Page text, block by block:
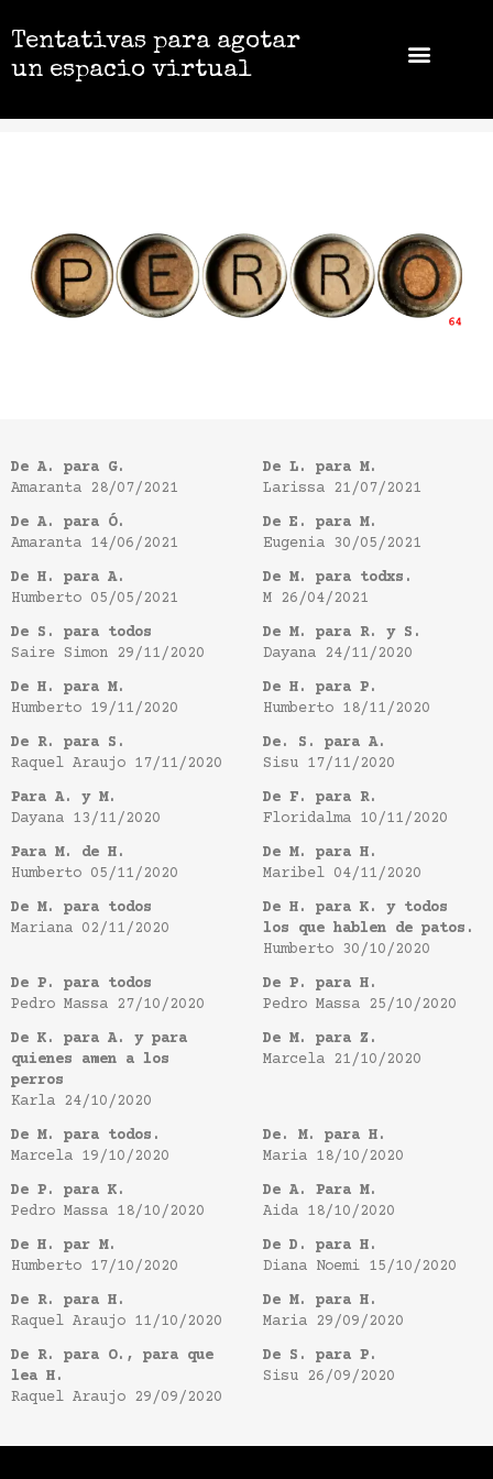
Tentativas para agotar
un espacio virtual
De A. para G.
Amaranta 28/07/2021
De L. para M.
Larissa 21/07/2021
De A. para Ó.
Amaranta 14/06/2021
De E. para M.
Eugenia 30/05/2021
De H. para A.
Humberto 05/05/2021
De M. para todxs.
M 26/04/2021
De S. para todos
Saire Simon 29/11/2020
De M. para R. y S.
Dayana 24/11/2020
De H. para M.
Humberto 19/11/2020
De H. para P.
Humberto 18/11/2020
De R. para S.
Raquel Araujo 17/11/2020
De. S. para A.
Sisu 17/11/2020
Para A. y M.
Dayana 13/11/2020
De F. para R.
Floridalma 10/11/2020
Para M. de H.
Humberto 05/11/2020
De M. para H.
Maribel 04/11/2020
De M. para todos
Mariana 02/11/2020
De H. para K. y todos
los que hablen de patos.
Humberto 30/10/2020
De P. para todos
Pedro Massa 27/10/2020
De P. para H.
Pedro Massa 25/10/2020
De K. para A. y para
quienes amen a los
perros
Karla 24/10/2020
De M. para Z.
Marcela 21/10/2020
De M. para todos.
Marcela 19/10/2020
De. M. para H.
Maria 18/10/2020
De P. para K.
Pedro Massa 18/10/2020
De A. Para M.
Aida 18/10/2020
De H. par M.
Humberto 17/10/2020
De D. para H.
Diana Noemi 15/10/2020
De R. para H.
Raquel Araujo 11/10/2020
De M. para H.
Maria 29/09/2020
De R. para O., para que
lea H.
Raquel Araujo 29/09/2020
De S. para P.
Sisu 26/09/2020